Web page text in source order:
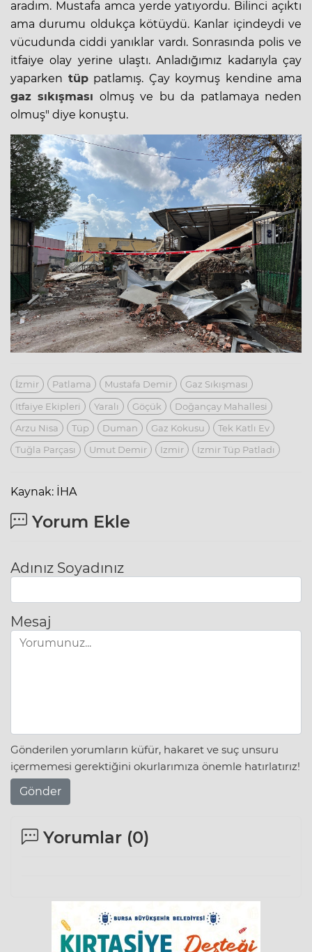
aradım. Mustafa amca yerde yatıyordu. Bilinci açıktı
ama durumu oldukça kötüydü. Kanlar içindeydi ve
vücudunda ciddi yanıklar vardı. Sonrasında polis ve
itfaiye olay yerine ulaştı. Anladığımız kadarıyla çay
yaparken tüppatlamış. Çay koymuş kendine ama
gaz sıkışması olmuş ve bu da patlamaya neden
olmuş" diye konuştu.
İzmir Patlama Mustafa Demir
Gaz Sıkışması
Itfaiye Ekipleri
Yaralı Göçük
Doğançay Mahallesi
Arzu Nisa
Tüp Duman Gaz Kokusu
Tek Katlı Ev
Tuğla Parçası
Umut Demir Izmir Izmir Tüp Patladı
Kaynak: İHA
Yorum Ekle
Adınız Soyadınız
Mesaj
Gönderilen yorumların küfür, hakaret ve suç unsuru
içermemesi gerektiğini okurlarımıza önemle hatırlatırız!
Gönder
Yorumlar (0)